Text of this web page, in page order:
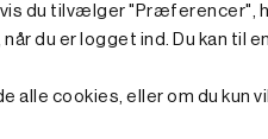
du tilvælger "Præferencer",
du er logget ind. Du kan
alle cookies, eller om du kun
dit behov her: Kapacitet - En
7 tons, hvor de store kan
- Små maskiner kløver
den drives af benzin eller